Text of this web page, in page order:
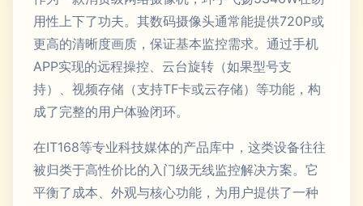
用性上下了功夫。其数码摄像头通常能提供720P或
更高的清晰度画质，保证基本监控需求。通过手机
APP实现的远程操控、云台旋转（如果型号支
持）、视频存储（支持TF卡或云存储）等功能，构
成了完整的用户体验闭环。
在IT168等专业科技媒体的产品库中，这类设备往往
被归类于高性价比的入门级无线监控解决方案。它
平衡了成本、外观与核心功能，为用户提供了一种